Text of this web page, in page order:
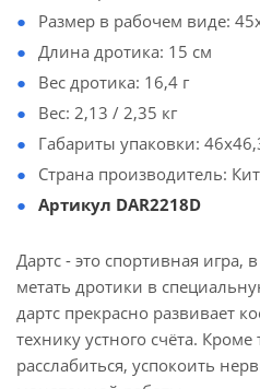
Размер в рабочем виде:
Длина дротика: 15 см
Вес дротика: 16,4 г
Вес: 2,13 / 2,35 кг
Габариты упаковки:
Страна производитель:
Артикул DAR2218D
Дартс - это спортивная
метать дротики в
дартс прекрасно развивает
технику устного счёта. Кроме
расслабиться, успокоить